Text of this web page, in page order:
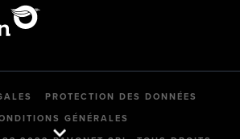
PROTECTION DES DONNÉES
GÉNÉRALES